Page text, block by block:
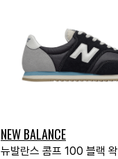
NEW BALANCE
뉴발란스 콤프 100 블랙